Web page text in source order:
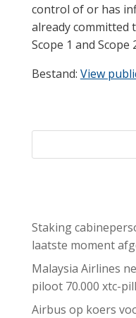
control of or has
already committed
Scope 1 and Scope
Bestand: View
Staking
laatste moment
Malaysia Airlines
piloot 70.000 xtc-
Airbus op koers